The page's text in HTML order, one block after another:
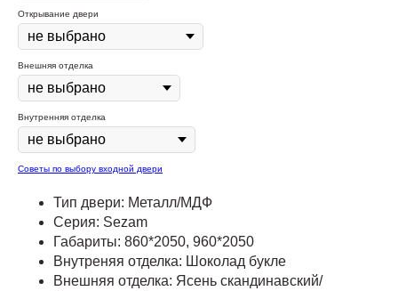
Открывание двери
Внешняя отделка
Внутренняя отделка
Советы по выбору входной двери
Тип двери: Металл/МДФ
Серия: Sezam
Габариты: 860*2050, 960*2050
Внутреняя отделка: Шоколад букле
Внешняя отделка: Ясень скандинавский/